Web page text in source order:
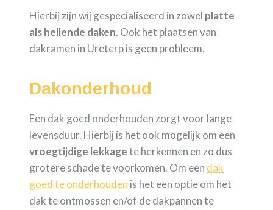
Hierbij zijn wij gespecialiseerd in zowel platte
als hellende daken. Ook het plaatsen van
dakramen in Ureterp is geen probleem.
Dakonderhoud
Een dak goed onderhouden zorgt voor lange
levensduur. Hierbij is het ook mogelijk om een
vroegtijdige lekkagete herkennen en zo dus
grotere schade te voorkomen. Om een dak
goed te onderhouden is het een optie om het
dak te ontmossen en/of de dakpannen te